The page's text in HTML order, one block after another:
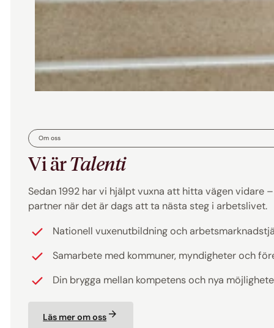
Om oss
Vi ärTalenti
Sedan 1992 har vi hjälpt vuxna att hitta vägen vidare
partner när det är dags att ta nästa steg i arbetslivet.
Nationell vuxenutbildning och
Samarbete med kommuner, myndigheter och
Din brygga mellan kompetens och nya
Läs mer om oss